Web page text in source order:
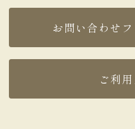
お問い合わせ
ご利